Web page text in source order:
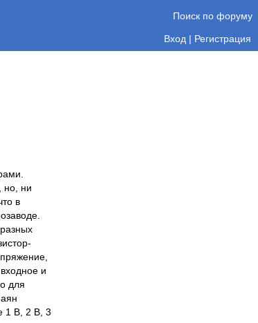
Поиск по форуму
Вход | Регистрация
но, ни
в
и
для
1 В, 2 В, 3